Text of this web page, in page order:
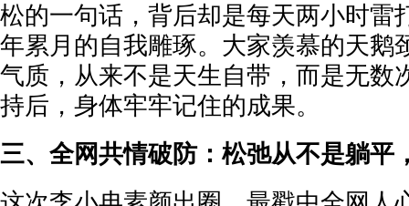
松的一句话，背后却是每天两小时雷
年累月的自我雕琢。大家羡慕的天鹅
气质，从来不是天生自带，而是无数
持后，身体牢牢记住的成果。
三、全网共情破防：松弛从不是躺平